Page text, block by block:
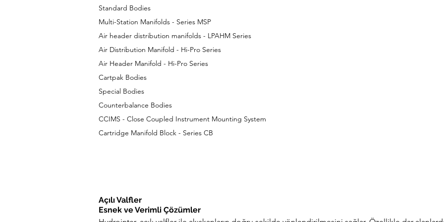
Standard Bodies
Multi-Station Manifolds - Series MSP
Air header distribution manifolds - LPAHM Series
Air Distribution Manifold - Hi-Pro Series
Air Header Manifold - Hi-Pro Series
Cartpak Bodies
Special Bodies
Counterbalance Bodies
CCIMS - Close Coupled Instrument Mounting System
​Cartridge Manifold Block - Series CB
Açılı Valfler
Esnek ve Verimli Çözümler